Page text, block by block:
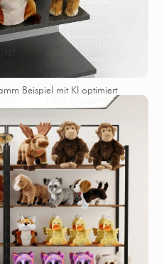
Beispiel mit KI optimiert